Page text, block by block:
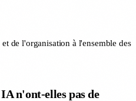
de l'organisation à l'ensemble des
n'ont-elles pas de